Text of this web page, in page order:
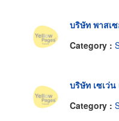
บริษัท พาสเซ
Category :
บริษัท เซเว่น
Category :